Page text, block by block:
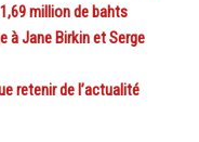
million de bahts
à Jane Birkin et Serge
retenir de l’actualité